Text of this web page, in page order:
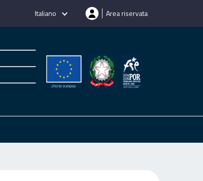
Italiano Area riservata